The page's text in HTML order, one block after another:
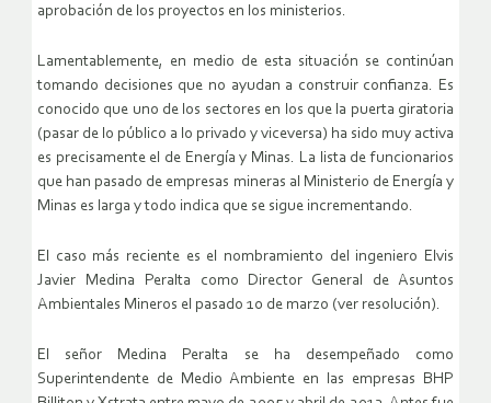
aprobación de los proyectos en los ministerios.
Lamentablemente, en medio de esta situación se continúan
tomando decisiones que no ayudan a construir confianza. Es
conocido que uno de los sectores en los que la puerta giratoria
(pasar de lo público a lo privado y viceversa) ha sido muy activa
es precisamente el de Energía y Minas. La lista de funcionarios
que han pasado de empresas mineras al Ministerio de Energía y
Minas es larga y todo indica que se sigue incrementando.
El caso más reciente es el nombramiento del ingeniero Elvis
Javier Medina Peralta como Director General de Asuntos
Ambientales Mineros el pasado 10 de marzo (ver resolución).
El señor Medina Peralta se ha desempeñado como
Superintendente de Medio Ambiente en las empresas BHP